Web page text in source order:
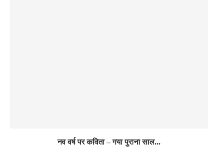
नव वर्ष पर कविता – गया पुराना साल...